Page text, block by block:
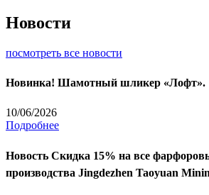
Новости
посмотреть все новости
Новинка! Шамотный шликер «Лофт».
10/06/2026
Подробнее
Новость Скидка 15% на все
производства Jingdezhen Taoyuan